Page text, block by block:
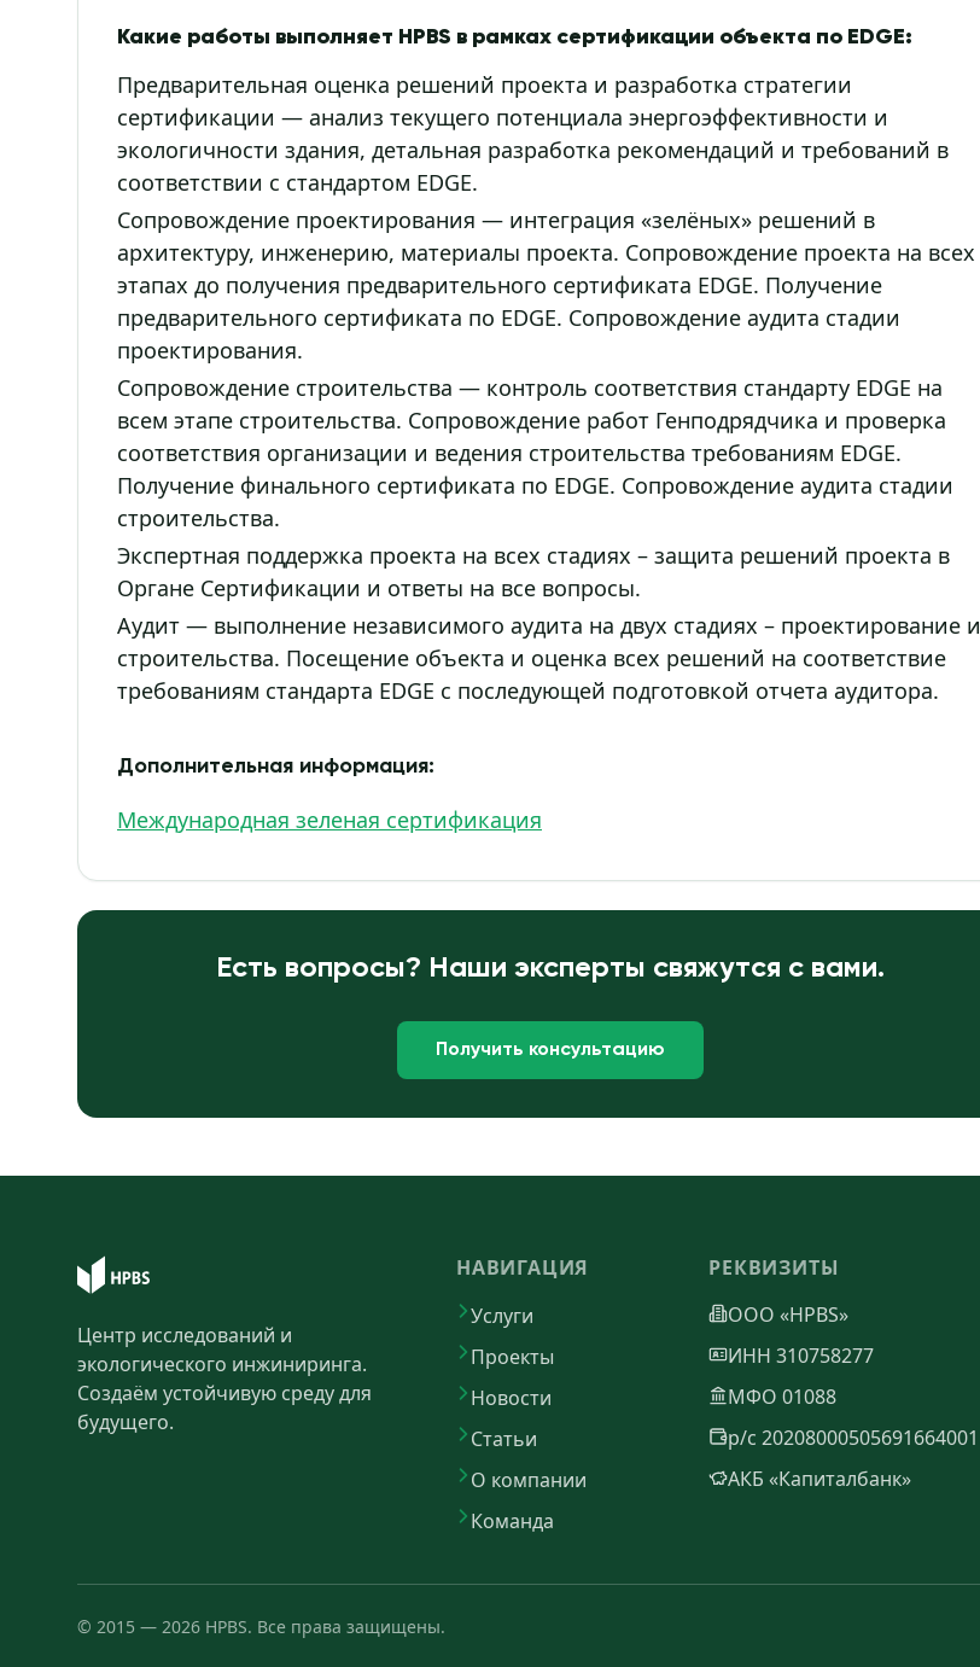
Какие работы выполняет HPBS в рамках сертификации объекта по EDGE:
Предварительная оценка решений проекта и разработка стратегии
сертификации — анализ текущего потенциала энергоэффективности и
экологичности здания, детальная разработка рекомендаций и требований в
соответствии с стандартом EDGE.
Сопровождение проектирования — интеграция «зелёных» решений в
архитектуру, инженерию, материалы проекта. Сопровождение проекта на всех
этапах до получения предварительного сертификата EDGE. Получение
предварительного сертификата по EDGE. Сопровождение аудита стадии
проектирования.
Сопровождение строительства — контроль соответствия стандарту EDGE на
всем этапе строительства. Сопровождение работ Генподрядчика и проверка
соответствия организации и ведения строительства требованиям EDGE.
Получение финального сертификата по EDGE. Сопровождение аудита стадии
строительства.
Экспертная поддержка проекта на всех стадиях – защита решений проекта в
Органе Сертификации и ответы на все вопросы.
Аудит — выполнение независимого аудита на двух стадиях – проектирование и
строительства. Посещение объекта и оценка всех решений на соответствие
требованиям стандарта EDGE с последующей подготовкой отчета аудитора.
Дополнительная информация:
Международная зеленая сертификация
Есть вопросы? Наши эксперты свяжутся с вами.
Получить консультацию
Центр исследований и
экологического инжиниринга.
Создаём устойчивую среду для
будущего.
НАВИГАЦИЯ
Услуги
Проекты
Новости
Статьи
О компании
Команда
РЕКВИЗИТЫ
ООО «HPBS»
ИНН 310758277
МФО 01088
р/с 20208000505691664001
АКБ «Капиталбанк»
© 2015 — 2026 HPBS. Все права защищены.